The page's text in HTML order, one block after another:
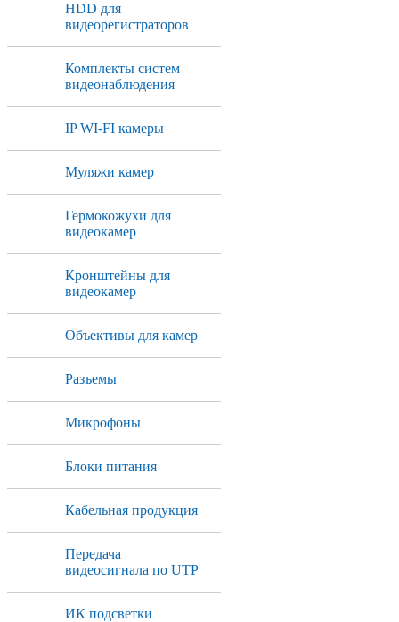
HDD для
видеорегистраторов
Комплекты систем
видеонаблюдения
IP WI-FI камеры
Муляжи камер
Гермокожухи для
видеокамер
Кронштейны для
видеокамер
Объективы для камер
Разъемы
Микрофоны
Блоки питания
Кабельная продукция
Передача
видеосигнала по UTP
ИК подсветки